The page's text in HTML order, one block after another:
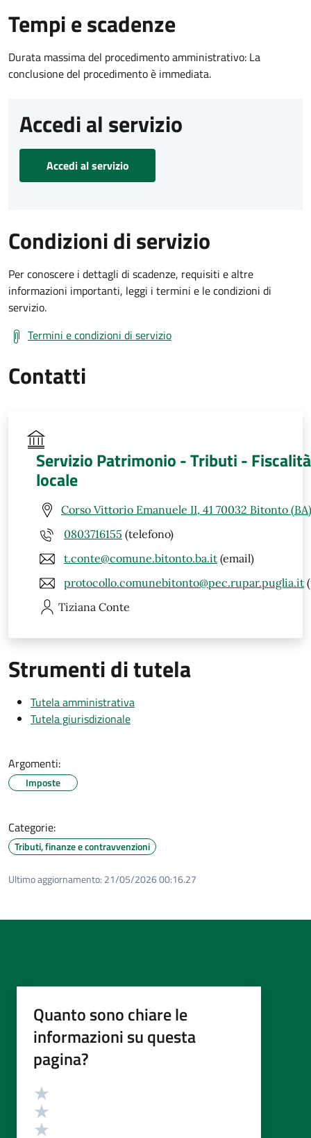
Tempi e scadenze
Durata massima del procedimento amministrativo: La
conclusione del procedimento è immediata.
Accedi al servizio
Accedi al servizio
Condizioni di servizio
Per conoscere i dettagli di scadenze, requisiti e altre
informazioni importanti, leggi i termini e le condizioni di
servizio.
Termini e condizioni di servizio
Contatti
Servizio Patrimonio - Tributi - Fiscalità
locale
Corso Vittorio Emanuele II, 41 70032 Bitonto (BA)
0803716155 (telefono)
t.conte@comune.bitonto.ba.it (email)
protocollo.comunebitonto@pec.rupar.puglia.it
Tiziana Conte
Strumenti di tutela
Tutela amministrativa
Tutela giurisdizionale
Argomenti:
Imposte
Categorie:
Tributi, finanze e contravvenzioni
Ultimo aggiornamento: 21/05/2026 00:16.27
Quanto sono chiare le
informazioni su questa
pagina?
Valutazione